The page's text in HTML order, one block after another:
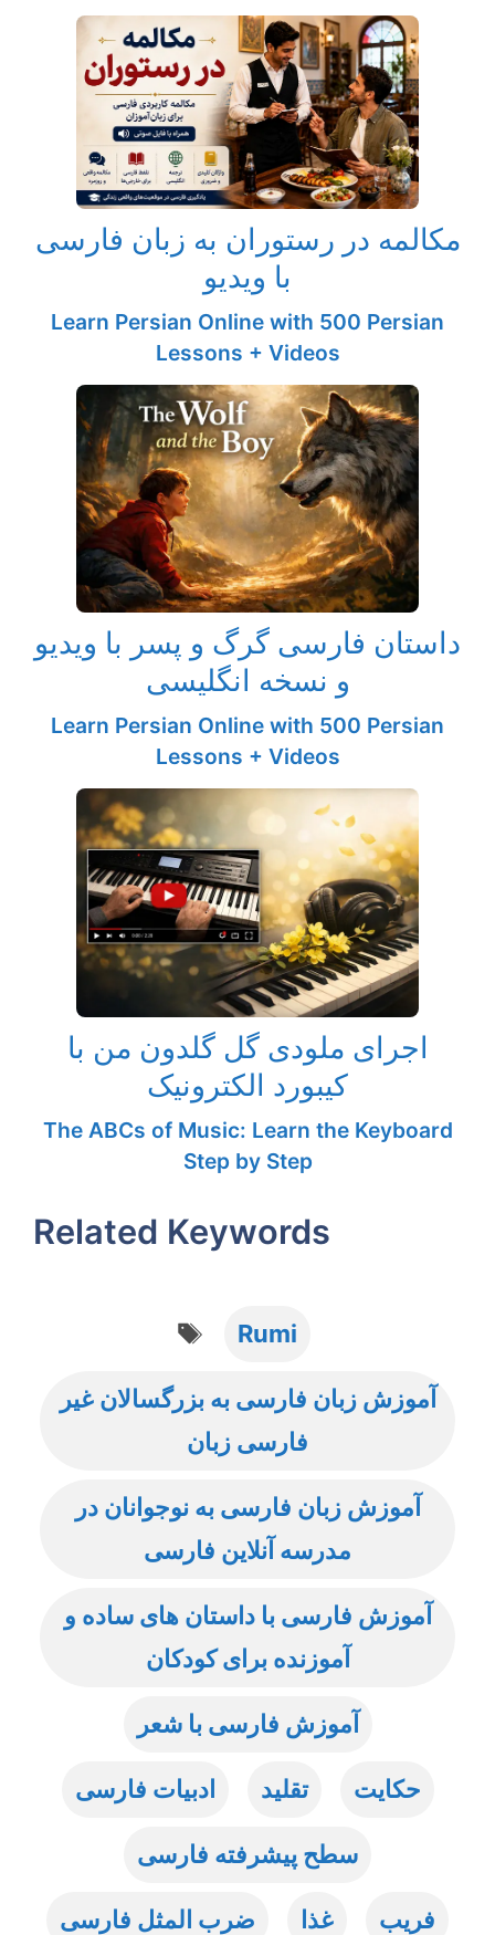
مکالمه در رستوران به زبان فارسی
با ویدیو
Learn Persian Online with 500 Persian
Lessons + Videos
داستان فارسی گرگ و پسر با ویدیو
و نسخه انگلیسی
Learn Persian Online with 500 Persian
Lessons + Videos
اجرای ملودی گل گلدون من با
کیبورد الکترونیک
The ABCs of Music: Learn the Keyboard
Step by Step
Related Keywords
Tags
Rumi
آموزش زبان فارسی به بزرگسالان غیر
فارسی زبان
آموزش زبان فارسی به نوجوانان در
مدرسه آنلاین فارسی
آموزش فارسی با داستان های ساده و
آموزنده برای کودکان
آموزش فارسی با شعر
ادبیات فارسی تقلید حکایت
سطح پیشرفته فارسی
ضرب المثل فارسی غذا فریب